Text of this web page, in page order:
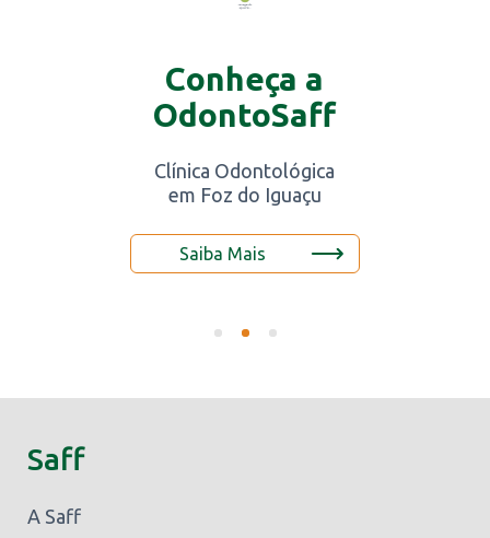
Conheça a
OdontoSaff
Clínica Odontológica
em Foz do Iguaçu
Saiba Mais
Saff
A Saff